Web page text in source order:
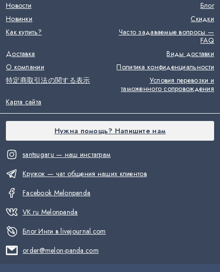
santsugaru — наш инстаграм
Кружок — чат общения наших клиентов
Facebook Melonpanda
VK.ru Melonpanda
Блог Инги в livejournal.com
order@melon-panda.com
Новости
Блог
Новинки
Скидки
Как купить?
Часто задаваемые вопросы —
FAQ
Доставка
Виды доставки
О компании
Политика конфиденциальности
特定商取引法の関する表示
Условия перевозки и
таможенного сопровождения
Карта сайта
Нужна помощь? Напишите нам